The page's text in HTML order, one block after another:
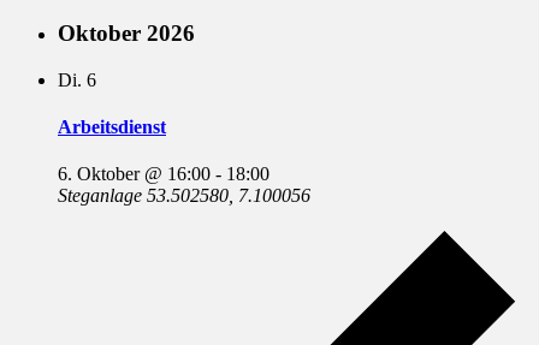
Oktober 2026
Di. 6
Arbeitsdienst
6. Oktober @ 16:00 - 18:00
Steganlage 53.502580, 7.100056